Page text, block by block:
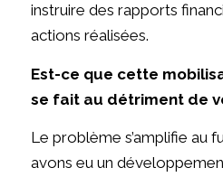
instruire des rapports
actions réalisées.
Est-ce que cette
se fait au détriment de
Le problème s’amplifie au
avons eu un